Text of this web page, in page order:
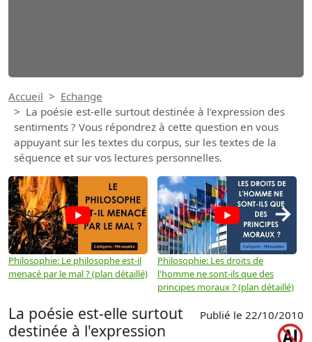
Accueil
Echange
La poésie est-elle surtout destinée à l'expression des
sentiments ? Vous répondrez à cette question en vous
appuyant sur les textes du corpus, sur les textes de la
séquence et sur vos lectures personnelles.
Philosophie: Le philosophe est-il
menacé par le mal ? (plan détaillé)
Philosophie: Les droits de
l'homme ne sont-ils que des
principes moraux ? (plan détaillé)
→
La poésie est-elle surtout
destinée à l'expression
Publié le 22/10/2010